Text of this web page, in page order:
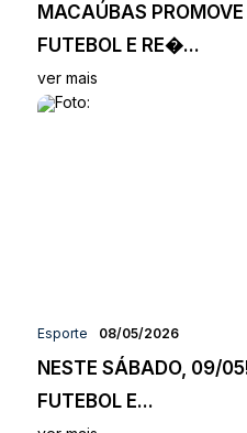
MACAÚBAS
FUTEBOL E RE�...
ver mais
Esporte 08/05/2026
NESTE SÁBADO, 09/
FUTEBOL E...